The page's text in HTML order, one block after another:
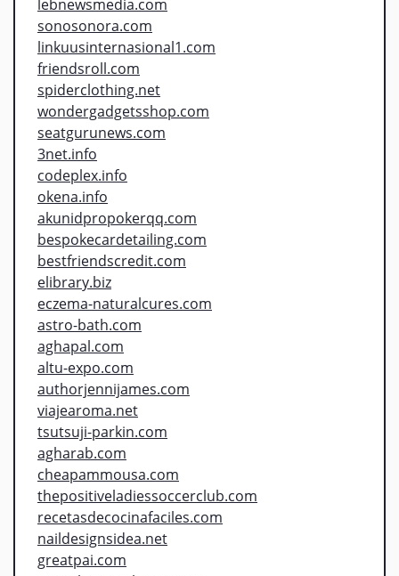
lebnewsmedia.com
sonosonora.com
linkuusinternasional1.com
friendsroll.com
spiderclothing.net
wondergadgetsshop.com
seatgurunews.com
3net.info
codeplex.info
okena.info
akunidpropokerqq.com
bespokecardetailing.com
bestfriendscredit.com
elibrary.biz
eczema-naturalcures.com
astro-bath.com
aghapal.com
altu-expo.com
authorjennijames.com
viajearoma.net
tsutsuji-parkin.com
agharab.com
cheapammousa.com
thepositiveladiessoccerclub.com
recetasdecocinafaciles.com
naildesignsidea.net
greatpai.com